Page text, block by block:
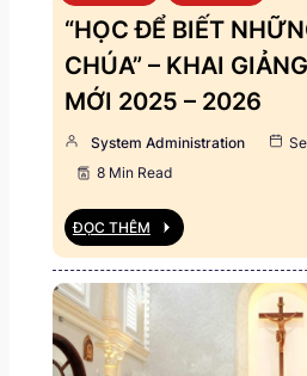
“HỌC ĐỂ BIẾT
CHÚA” – KHAI
MỚI 2025 – 2026
System Administration
8 Min Read
ĐỌC THÊM